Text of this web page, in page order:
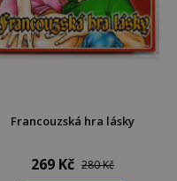
Francouzská hra lásky
269 Kč 280 Kč